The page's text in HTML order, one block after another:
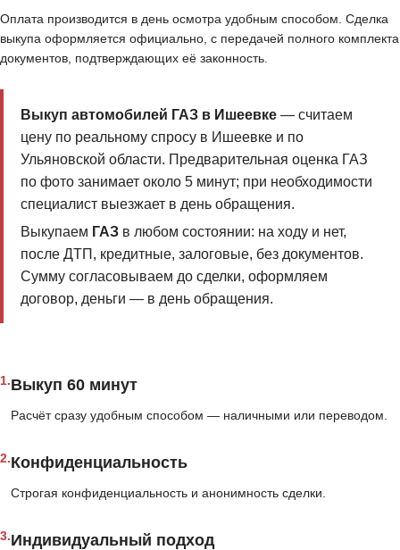
Оплата производится в день осмотра удобным способом. Сделка
выкупа оформляется официально, с передачей полного комплекта
документов, подтверждающих её законность.
Выкуп автомобилей ГАЗ в Ишеевке— считаем
цену по реальному спросу в Ишеевке и по
Ульяновской области. Предварительная оценка ГАЗ
по фото занимает около 5 минут; при необходимости
специалист выезжает в день обращения.
Выкупаем ГАЗв любом состоянии: на ходу и нет,
после ДТП, кредитные, залоговые, без документов.
Сумму согласовываем до сделки, оформляем
договор, деньги — в день обращения.
1.Выкуп 60 минут
Расчёт сразу удобным способом — наличными или переводом.
2.Конфиденциальность
Строгая конфиденциальность и анонимность сделки.
3.Индивидуальный подход